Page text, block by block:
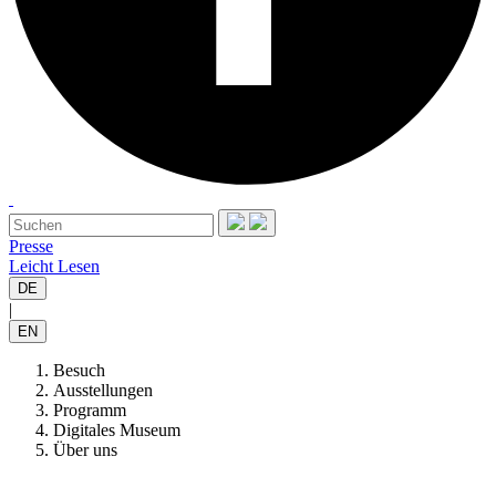
Presse
Leicht Lesen
DE
|
EN
Besuch
Ausstellungen
Programm
Digitales Museum
Über uns